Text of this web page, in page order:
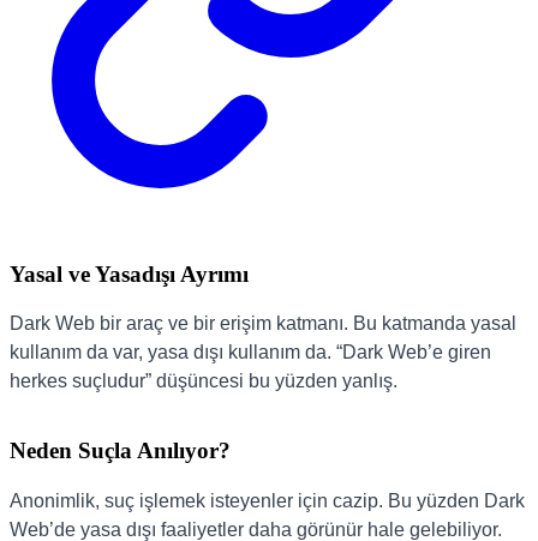
Yasal ve Yasadışı Ayrımı
Dark Web bir araç ve bir erişim katmanı. Bu katmanda yasal
kullanım da var, yasa dışı kullanım da. “Dark Web’e giren
herkes suçludur” düşüncesi bu yüzden yanlış.
Neden Suçla Anılıyor?
Anonimlik, suç işlemek isteyenler için cazip. Bu yüzden Dark
Web’de yasa dışı faaliyetler daha görünür hale gelebiliyor.